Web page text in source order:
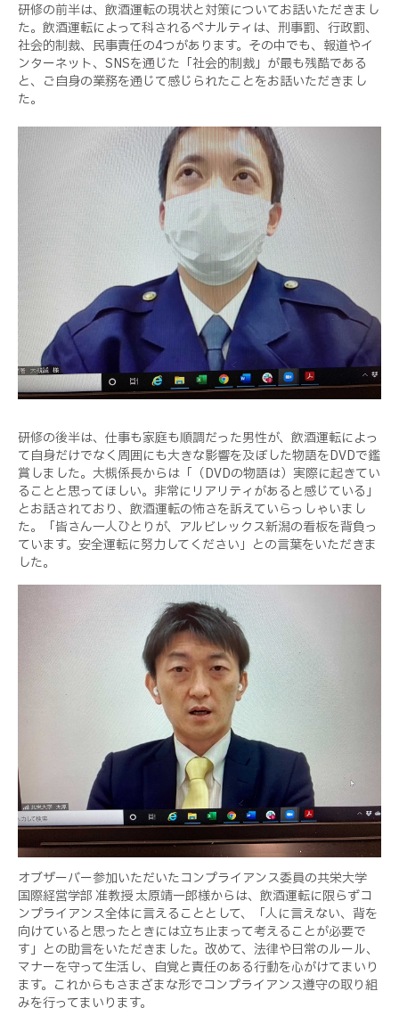
研修の前半は、飲酒運転の現状と対策についてお話いただきまし
た。飲酒運転によって科されるペナルティは、刑事罰、行政罰、
社会的制裁、民事責任の4つがあります。その中でも、報道やイ
ンターネット、 SNSを通じた「社会的制裁」が最も残酷である
と、ご自身の業務を通じて感じられたことをお話いただきまし
た。
研修の後半は、仕事も家庭も順調だった男性が、飲酒運転によっ
て自身だけでなく周囲にも大きな影響を及ぼした物語をDVDで鑑
賞しました。大槻係長からは「（DVDの物語は）実際に起きてい
ることと思ってほしい。非常にリアリティがあると感じている」
とお話されており、飲酒運転の怖さを訴えていらっしゃいまし
た。「皆さん一人ひとりが、アルビレックス新潟の看板を背負っ
ています。安全運転に努力してください」との言葉をいただきま
した。
オブザーバー参加いただいたコンプライアンス委員の共栄大学
国際経営学部 准教授 太原靖一郎様からは、飲酒運転に限らずコ
ンプライアンス全体に言えることとして、「人に言えない、背を
向けていると思ったときには立ち止まって考えることが必要で
す」との助言をいただきました。改めて、法律や日常のルール、
マナーを守って生活し、自覚と責任のある行動を心がけてまいり
ます。これからもさまざまな形でコンプライアンス遵守の取り組
みを行ってまいります。